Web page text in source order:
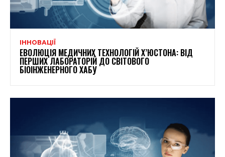
ІННОВАЦІЇ
ЕВОЛЮЦІЯ МЕДИЧНИХ ТЕХНОЛОГІЙ Х’ЮСТОНА: ВІД
ПЕРШИХ ЛАБОРАТОРІЙ ДО СВІТОВОГО
БІОІНЖЕНЕРНОГО ХАБУ